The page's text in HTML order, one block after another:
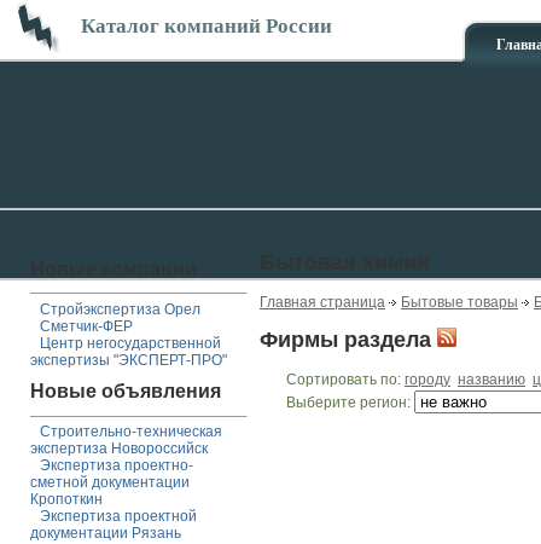
Каталог компаний России
Стройэкспертиза Орел
Сметчик-ФЕР
Центр негосударственной
экспертизы "ЭКСПЕРТ-ПРО"
Новые объявления
Строительно-техническая
экспертиза Новороссийск
Экспертиза проектно-
сметной документации
Кропоткин
Экспертиза проектной
документации Рязань
Главная страница Бытовые товары
Фирмы раздела
Сортировать по: городу названию
Выберите регион: